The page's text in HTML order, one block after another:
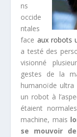
ns
occide
ntales
face aux robots
a testé des
visionné
gestes de la
humanoïde
un robot à
étaient
machine, mais
se mouvoir